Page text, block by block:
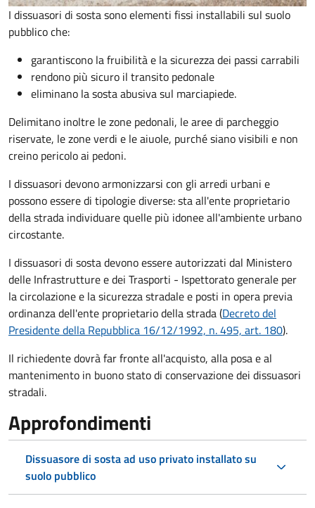
I dissuasori di sosta sono elementi fissi installabili sul suolo
pubblico che:
garantiscono la fruibilità e la sicurezza dei passi carrabili
rendono più sicuro il transito pedonale
eliminano la sosta abusiva sul marciapiede.
Delimitano inoltre le zone pedonali, le aree di parcheggio
riservate, le zone verdi e le aiuole, purché siano visibili e non
creino pericolo ai pedoni.
I dissuasori devono armonizzarsi con gli arredi urbani e
possono essere di tipologie diverse: sta all'ente proprietario
della strada individuare quelle più idonee all'ambiente urbano
circostante.
I dissuasori di sosta devono essere autorizzati dal Ministero
delle Infrastrutture e dei Trasporti - Ispettorato generale per
la circolazione e la sicurezza stradale e posti in opera previa
ordinanza dell'ente proprietario della strada (Decreto del
Presidente della Repubblica 16/12/1992, n. 495, art. 180).
Il richiedente dovrà far fronte all'acquisto, alla posa e al
mantenimento in buono stato di conservazionedei dissuasori
stradali.
Approfondimenti
Dissuasore di sosta ad uso privato installato su
suolo pubblico